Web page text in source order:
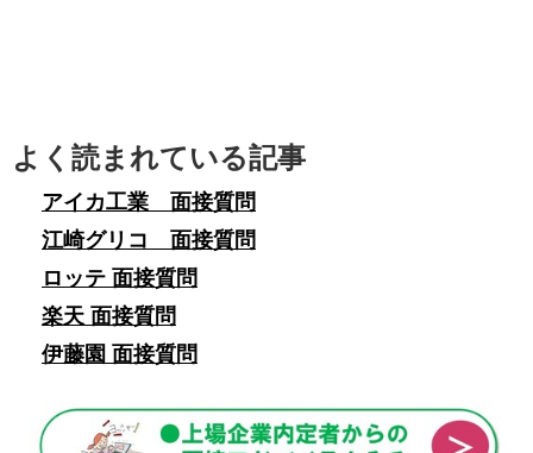
よく読まれている記事
アイカ工業 面接質問
江崎グリコ 面接質問
ロッテ 面接質問
楽天 面接質問
伊藤園 面接質問